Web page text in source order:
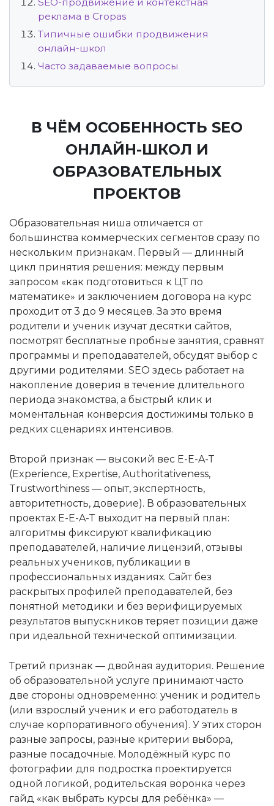
реклама в Cropas
Типичные ошибки продвижения
онлайн-школ
Часто задаваемые вопросы
В ЧЁМ ОСОБЕННОСТЬ SEO
ОНЛАЙН-ШКОЛ И
ОБРАЗОВАТЕЛЬНЫХ
ПРОЕКТОВ
Образовательная ниша отличается от
большинства коммерческих сегментов сразу по
нескольким признакам. Первый — длинный
цикл принятия решения: между первым
запросом «как подготовиться к ЦТ по
математике» и заключением договора на курс
проходит от 3 до 9 месяцев. За это время
родители и ученик изучат десятки сайтов,
посмотрят бесплатные пробные занятия, сравнят
программы и преподавателей, обсудят выбор с
другими родителями. SEO здесь работает на
накопление доверия в течение длительного
периода знакомства, а быстрый клик и
моментальная конверсия достижимы только в
редких сценариях интенсивов.
Второй признак — высокий вес E-E-A-T
(Experience, Expertise, Authoritativeness,
Trustworthiness — опыт, экспертность,
авторитетность, доверие). В образовательных
проектах E-E-A-T выходит на первый план:
алгоритмы фиксируют квалификацию
преподавателей, наличие лицензий, отзывы
реальных учеников, публикации в
профессиональных изданиях. Сайт без
раскрытых профилей преподавателей, без
понятной методики и без верифицируемых
результатов выпускников теряет позиции даже
при идеальной технической оптимизации.
Третий признак — двойная аудитория. Решение
об образовательной услуге принимают часто
две стороны одновременно: ученик и родитель
(или взрослый ученик и его работодатель в
случае корпоративного обучения). У этих сторон
разные запросы, разные критерии выбора,
разные посадочные. Молодёжный курс по
фотографии для подростка проектируется
одной логикой, родительская воронка через
гайд «как выбрать курсы для ребёнка» —